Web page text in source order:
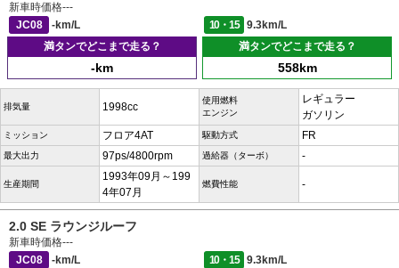
新車時価格---
JC08
-km/L 10・15
9.3km/L
満タンでどこまで走る？
-km
満タンでどこまで走る？
558km
排気量 1998cc
使用燃料
エンジン
レギュラー
ガソリン
ミッション フロア4AT 駆動方式 FR
最大出力 97ps/4800rpm 過給器（ターボ） -
生産期間
1993年09月～199
4年07月
燃費性能 -
2.0 SE ラウンジルーフ
新車時価格---
JC08
-km/L 10・15
9.3km/L